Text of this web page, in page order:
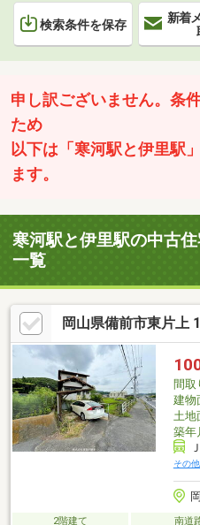
検索条件を保存
新着
申し訳ございません。条
ため
以下は「寒河駅と伊里駅
ます。
寒河駅と伊里駅の中古
一覧
岡山県備前市東片上
間取
建物
土地
築年
その
2階建て 南道